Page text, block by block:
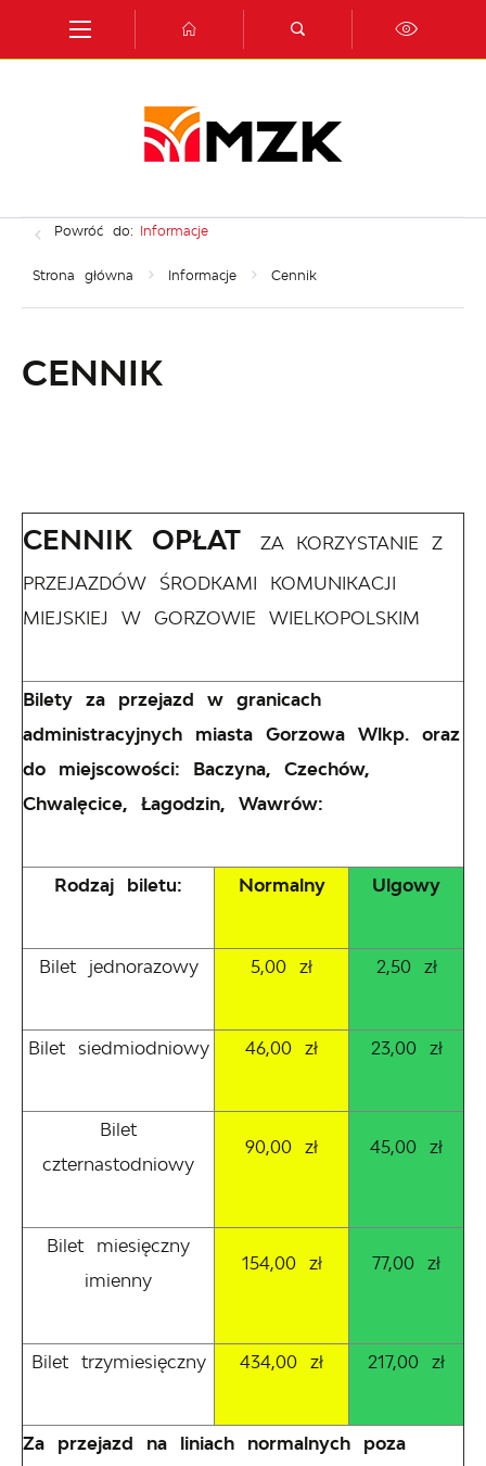
Przejdź do wyszukiwarki.
Przejdź do ustawień wielkości czcionki.
Włącz wersję kontrastową strony.
Powróć do: Informacje
Strona główna Informacje Cennik
CENNIK
CENNIK OPŁAT
ZA KORZYSTANIE Z
PRZEJAZDÓW ŚRODKAMI KOMUNIKACJI
MIEJSKIEJ W GORZOWIE WIELKOPOLSKIM
Bilety za przejazd w granicach
administracyjnych miasta Gorzowa Wlkp. oraz
do miejscowości: Baczyna, Czechów,
Chwalęcice, Łagodzin, Wawrów:
Rodzaj biletu: Normalny Ulgowy
Bilet jednorazowy 5,00 zł 2,50 zł
Bilet siedmiodniowy 46,00 zł 23,00 zł
Bilet
czternastodniowy
90,00 zł 45,00 zł
Bilet miesięczny
imienny
154,00 zł 77,00 zł
Bilet trzymiesięczny 434,00 zł 217,00 zł
Za przejazd na liniach normalnych poza